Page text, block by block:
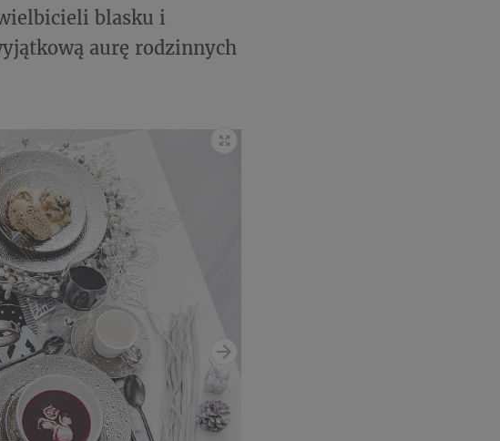
blasku i
aurę rodzinnych